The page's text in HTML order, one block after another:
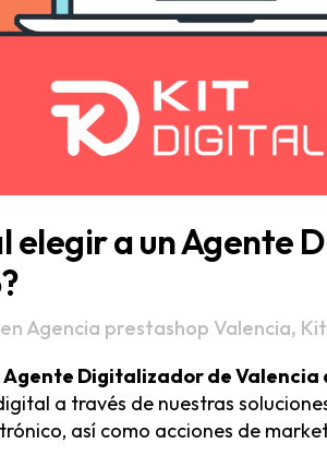
elegir a un Agente
en Agencia prestashop Valencia,
Agente Digitalizador de Valencia
a través de nuestras
así como acciones de